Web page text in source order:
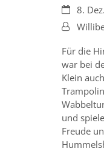
Datum:
8.
Von:
Für die
war bei
Klein
und
Freude